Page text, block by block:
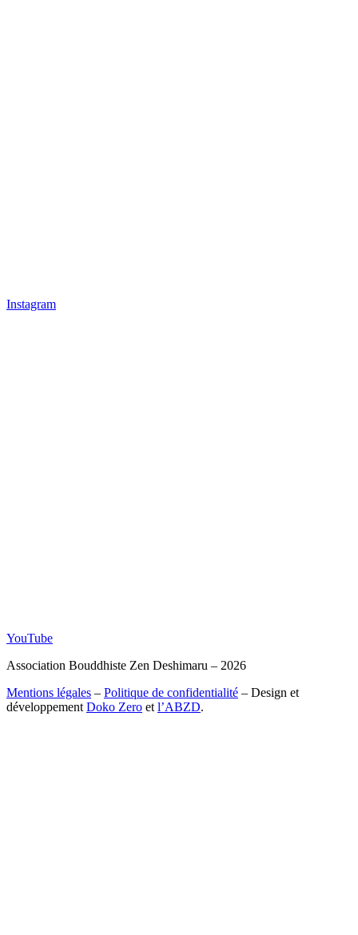
Instagram
YouTube
Association Bouddhiste Zen Deshimaru – 2026
Mentions légales – Politique de confidentialité – Design et
développement Doko Zero et l’ABZD.